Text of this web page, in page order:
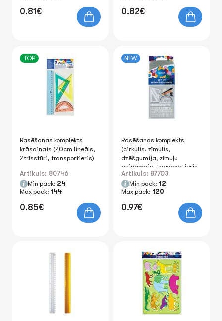
0.81€ 0.82€
TOP
Rasēšanas komplekts
krāsainais (20cm lineāls,
2trīsstūri, transportieris)
Artikuls: 80746
Min pack: 24
Max pack: 144
0.85€
NEW
Rasēšanas komplekts
(cirkulis, zīmulis,
dzēšgumija, zīmuļu
asināmais, transportieris,
trīsstūris, lineāls)
Artikuls: 87703
Min pack: 12
Max pack: 120
0.97€